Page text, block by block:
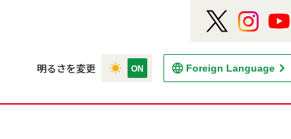
明るさを変更 Foreign Language